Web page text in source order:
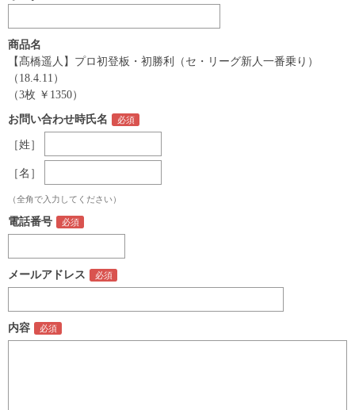
商品名
【髙橋遥人】プロ初登板・初勝利（セ・リーグ新人一番乗り）
（18.4.11）
（3枚 ￥1350）
お問い合わせ時氏名
［姓］
［名］
（全角で入力してください）
電話番号
メールアドレス
内容